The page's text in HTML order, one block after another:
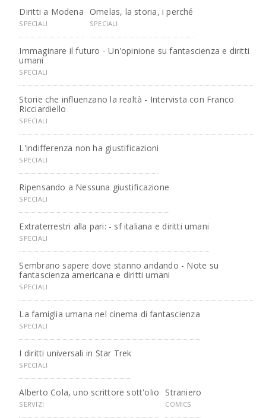
Diritti a Modena
SPECIALI
Omelas, la storia, i perché
SPECIALI
Immaginare il futuro - Un'opinione su fantascienza e diritti
umani
SPECIALI
Storie che influenzano la realtà - Intervista con Franco
Ricciardiello
SPECIALI
L'indifferenza non ha giustificazioni
SPECIALI
Ripensando a Nessuna giustificazione
SPECIALI
Extraterrestri alla pari: - sf italiana e diritti umani
SPECIALI
Sembrano sapere dove stanno andando - Note su
fantascienza americana e diritti umani
SPECIALI
La famiglia umana nel cinema di fantascienza
SPECIALI
I diritti universali in Star Trek
SPECIALI
Alberto Cola, uno scrittore sott'olio
SERVIZI
Straniero
COMICS